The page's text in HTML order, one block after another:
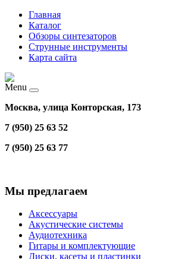
Главная
Каталог
Обзоры синтезаторов
Струнные инструменты
Карта сайта
Menu
Москва, улица Конторская, 173
7 (950) 25 63 52
7 (950) 25 63 77
Мы предлагаем
Аксессуары
Акустические системы
Аудиотехника
Гитары и комплектующие
Диски, касеты и пластинки